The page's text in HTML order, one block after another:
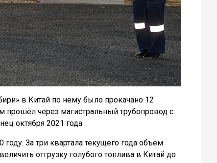
в Китай по нему было прокачано 12
прошёл через магистральный трубопровод с
октября 2021 года.
За три квартала текущего года объём
отгрузку голубого топлива в Китай до